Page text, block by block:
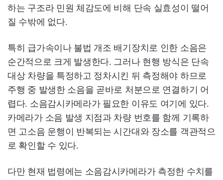
하는 구조라 민원 체감도에 비해 단속 실효성이 떨어
질 수밖에 없다.
특히 급가속이나 불법 개조 배기장치로 인한 소음은
순간적으로 크게 발생한다. 그러나 현행 방식은 단속
대상 차량을 특정하고 정차시킨 뒤 측정해야 하므로
주행 중 발생한 소음을 곧바로 처분으로 연결하기 어
렵다. 소음감시카메라가 필요한 이유도 여기에 있다.
카메라가 소음 발생 지점과 차량 번호를 함께 기록하
면 고소음 운행이 반복되는 시간대와 장소를 객관적으
로 확인할 수 있다.
다만 현재 법령에는 소음감시카메라가 측정한 수치를